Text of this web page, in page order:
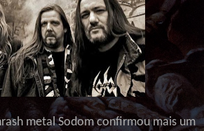
metal Sodom confirmou mais um